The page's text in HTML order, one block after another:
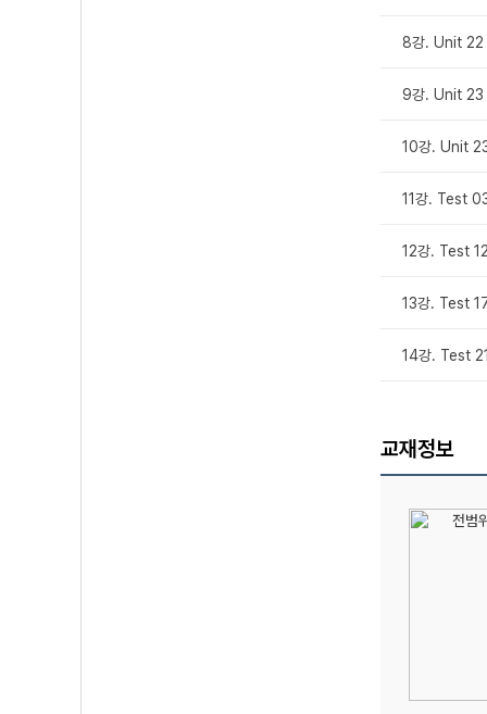
8강. Unit 22
9강. Unit 23
10강. Unit
11강. Test
12강. Test
13강. Test
14강. Test
교재정보